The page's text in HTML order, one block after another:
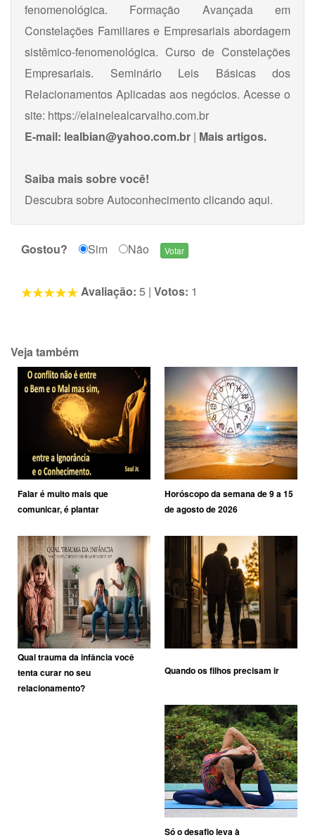
fenomenológica. Formação Avançada em
Constelações Familiares e Empresariais abordagem
sistêmico-fenomenológica. Curso de Constelações
Empresariais. Seminário Leis Básicas dos
Relacionamentos Aplicadas aos negócios. Acesse o
site: https://elainelealcarvalho.com.br
E-mail: lealbian@yahoo.com.br | Mais artigos.
Saiba mais sobre você!
Descubra sobre Autoconhecimento clicando aqui.
Gostou? Sim Não
Avaliação: 5 | Votos: 1
Veja também
Falar é muito mais que
comunicar, é plantar
Horóscopo da semana de 9 a 15
de agosto de 2026
Qual trauma da infância você
tenta curar no seu
relacionamento?
Quando os filhos precisam ir
Só o desafio leva à